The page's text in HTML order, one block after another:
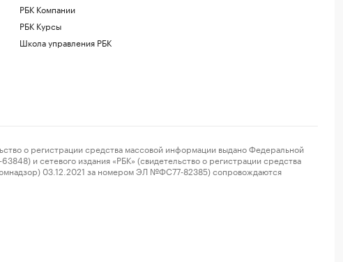
РБК Компании
РБК Курсы
Школа управления РБК
о регистрации средства массовой информации выдано Федеральной
и сетевого издания «РБК» (свидетельство о регистрации средства
03.12.2021 за номером ЭЛ №ФС77-82385) сопровождаются